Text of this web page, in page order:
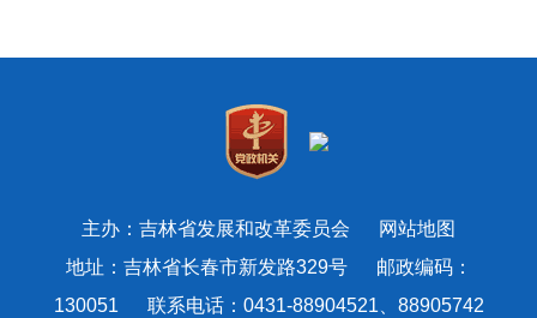
主办：吉林省发展和改革委员会
网站地图
地址：吉林省长春市新发路329号 邮政编码：
130051 联系电话：0431-88904521、88905742